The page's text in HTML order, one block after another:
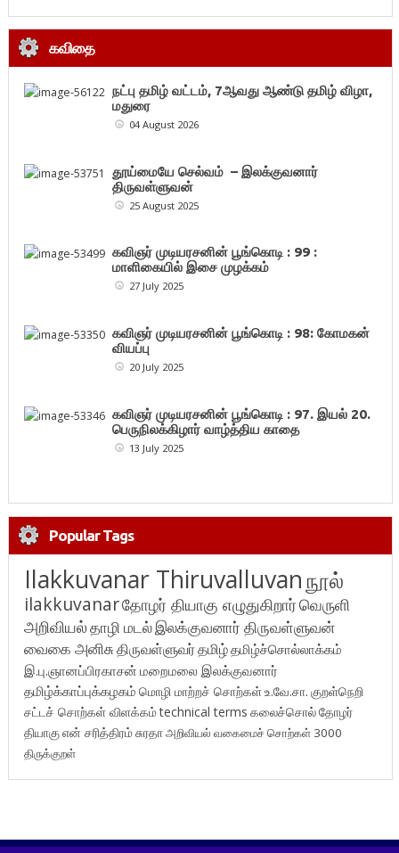
கவிதை
நட்பு தமிழ் வட்டம், 7ஆவது ஆண்டு தமிழ் விழா,
மதுரை
04 August 2026
தூய்மையே செல்வம் – இலக்குவனார்
திருவள்ளுவன்
25 August 2025
கவிஞர் முடியரசனின் பூங்கொடி : 99 :
மாளிகையில் இசை முழக்கம்
27 July 2025
கவிஞர் முடியரசனின் பூங்கொடி : 98: கோமகன்
வியப்பு
20 July 2025
கவிஞர் முடியரசனின் பூங்கொடி : 97. இயல் 20.
பெருநிலக்கிழார் வாழ்த்திய காதை
13 July 2025
Popular Tags
Ilakkuvanar Thiruvalluvanநூல்
ilakkuvanarதோழர் தியாகு எழுதுகிறார்வெருளி
அறிவியல்தாழி மடல்இலக்குவனார் திருவள்ளுவன்
வைகை அனிசுதிருவள்ளுவர்தமிழ்தமிழ்ச்சொல்லாக்கம்
இ.பு.ஞானப்பிரகாசன் மறைமலை இலக்குவனார்
தமிழ்க்காப்புக்கழகம் மொழி மாற்றச் சொற்கள்உ.வே.சா. குறள்நெறி
சட்டச் சொற்கள் விளக்கம்technical terms கலைச்சொல்தோழர்
தியாகுஎன் சரித்திரம்சுரதாஅறிவியல் வகைமைச் சொற்கள் 3000
திருக்குறள்